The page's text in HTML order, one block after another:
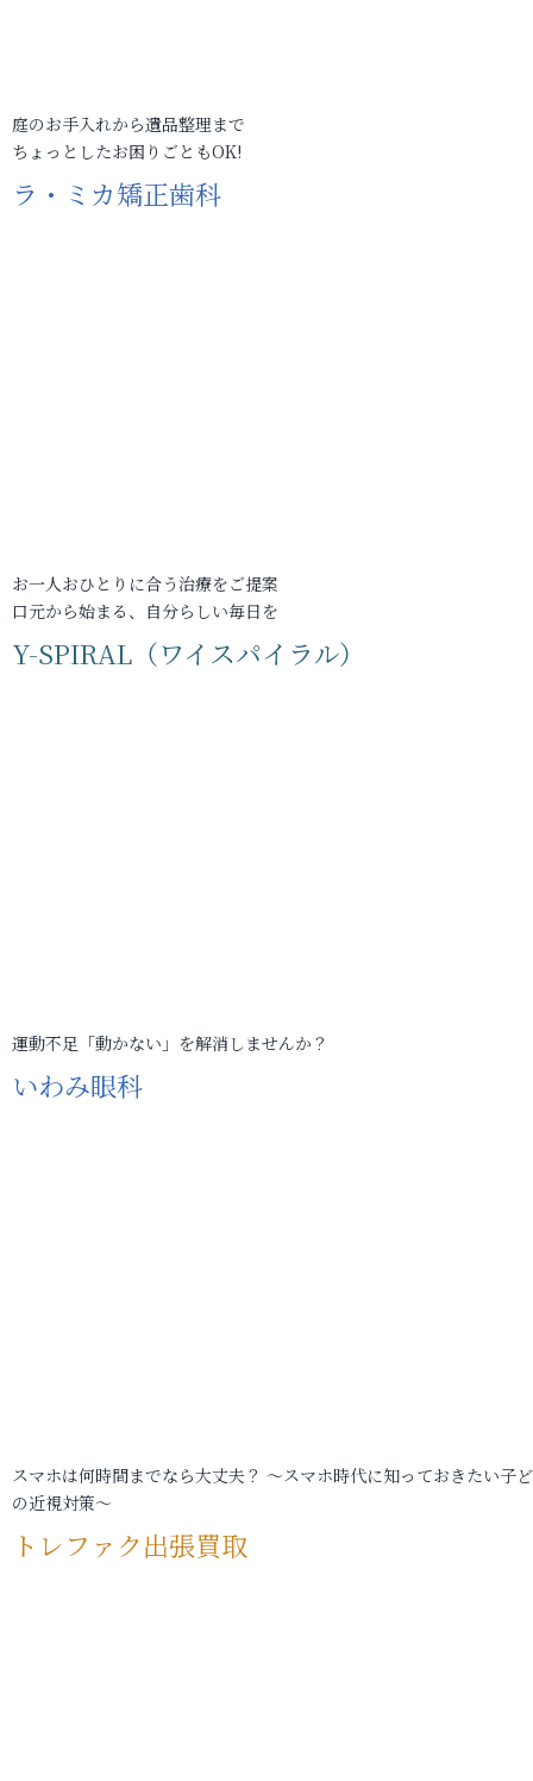
庭のお手入れから遺品整理まで
ちょっとしたお困りごともOK!
ラ・ミカ矯正歯科
お一人おひとりに合う治療をご提案
口元から始まる、自分らしい毎日を
Y-SPIRAL（ワイスパイラル）
運動不足「動かない」を解消しませんか？
いわみ眼科
スマホは何時間までなら大丈夫？ ～スマホ時代に知っておきたい子
の近視対策～
トレファク出張買取